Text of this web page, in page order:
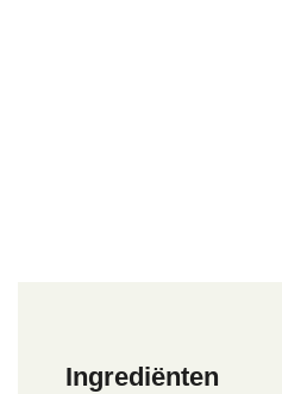
Ingrediënten